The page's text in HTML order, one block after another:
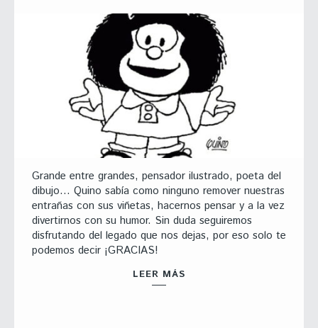
Grande entre grandes, pensador ilustrado, poeta del
dibujo… Quino sabía como ninguno remover nuestras
entrañas con sus viñetas, hacernos pensar y a la vez
divertirnos con su humor. Sin duda seguiremos
disfrutando del legado que nos dejas, por eso solo te
podemos decir ¡GRACIAS!
LEER MÁS